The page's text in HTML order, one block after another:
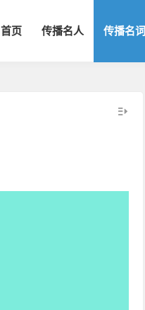
首页 传播名人 传播名词